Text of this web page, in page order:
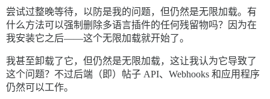
sidekiq-7.3.9/lib/sidekiq/processor.rb:131:in
sidekiq-7.3.9/lib/sidekiq/processor.rb:183:in
sidekiq-7.3.9/lib/sidekiq/processor.rb:182:in
sidekiq-7.3.9/lib/sidekiq/processor.rb:182:in
sidekiq-7.3.9/lib/sidekiq/processor.rb:181:in
sidekiq-7.3.9/lib/sidekiq/processor.rb:86:in
sidekiq-7.3.9/lib/sidekiq/processor.rb:76:in `run'
sidekiq-7.3.9/lib/sidekiq/component.rb:10:in
尝试过整晚等待，以防是我的问题，但仍然是无限加载。有
什么方法可以强制删除多语言插件的任何残留物吗？因为在
我安装它之后——这个无限加载就开始了。
我甚至卸载了它，但仍然是无限加载，这让我认为它导致了
这个问题？不过后端（即）帖子 API、Webhooks 和应用程序
仍然可以工作。